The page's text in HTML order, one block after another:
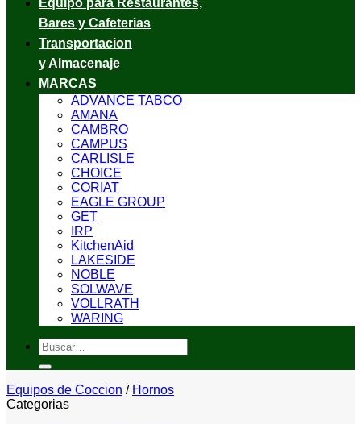
Equipo para Restaurantes,
Bares y Cafeterias
Transportacion
y Almacenaje
MARCAS
ADVANCE TABCO
AMANA
CAMBRO
CAMPUS
CARLISLE
CHOICE
CORIAT
EAGLE GROUP
GET
IRP
KitchenAid
LAKESIDE
NOBLE
SOLWAVE
VOLLRATH
WARING
Buscar
por:
Equipos de Coccion / Hornos
Categorias